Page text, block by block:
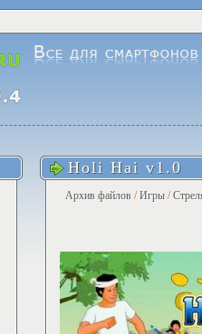
Holi Hai v1.0
Архив файлов /Игры /